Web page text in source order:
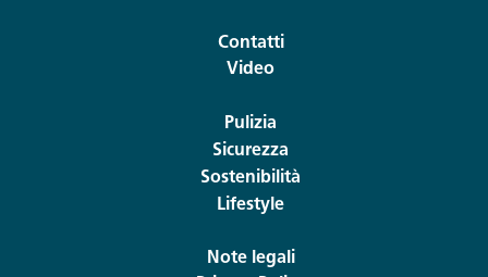
Contatti
Video
Pulizia
Sicurezza
Sostenibilità
Lifestyle
Note legali